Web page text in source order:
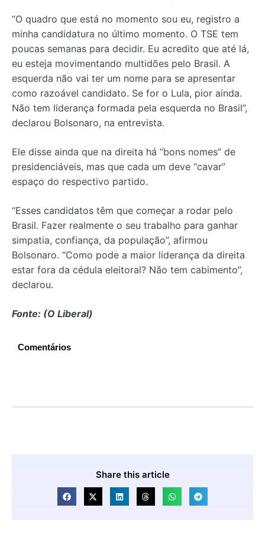
“O quadro que está no momento sou eu, registro a
minha candidatura no último momento. O TSE tem
poucas semanas para decidir. Eu acredito que até lá,
eu esteja movimentando multidões pelo Brasil. A
esquerda não vai ter um nome para se apresentar
como razoável candidato. Se for o Lula, pior ainda.
Não tem liderança formada pela esquerda no Brasil”,
declarou Bolsonaro, na entrevista.
Ele disse ainda que na direita há “bons nomes” de
presidenciáveis, mas que cada um deve “cavar”
espaço do respectivo partido.
“Esses candidatos têm que começar a rodar pelo
Brasil. Fazer realmente o seu trabalho para ganhar
simpatia, confiança, da população”, afirmou
Bolsonaro. “Como pode a maior liderança da direita
estar fora da cédula eleitoral? Não tem cabimento”,
declarou.
Fonte: (O Liberal)
Comentários
Share this article